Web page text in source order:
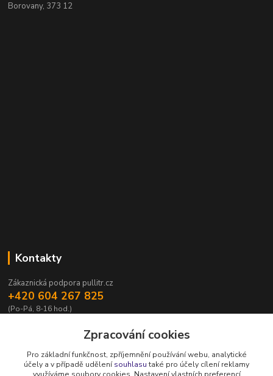
Borovany, 373 12
Kontakty
Zákaznická podpora pullitr.cz
+420 604 267 825
(Po-Pá, 8-16 hod.)
Zpracování cookies
Pro základní funkčnost, zpříjemnění používání webu, analytické
účely a v případě udělenísouhlasutaké pro účely cílení reklamy